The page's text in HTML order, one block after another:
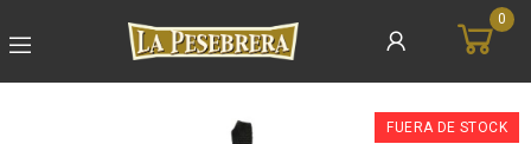
0
FUERA DE STOCK